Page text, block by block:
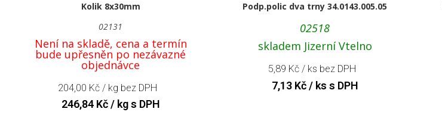
Kolik 8x30mm
02131
Není na skladě, cena a termín
bude upřesněn po nezávazné
objednávce
204,00 Kč / kg bez DPH
246,84 Kč/ kg s DPH
Podp.polic dva trny 34.0143.005.05
02518
skladem Jizerní Vtelno
5,89 Kč/ ks bez DPH
7,13 Kč/ ks s DPH